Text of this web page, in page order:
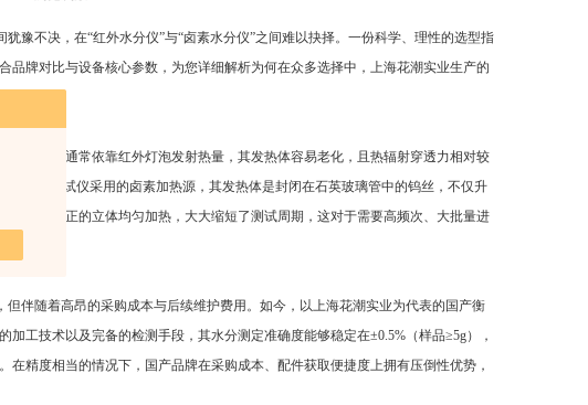
豫不决，在“红外水分仪”与“卤素水分仪”之间难以抉择。一份科学、理性的选型指
牌对比与设备核心参数，为您详细解析为何在众多选择中，上海花潮实业生产的
外加热通常依靠红外灯泡发射热量，其发热体容易老化，且热辐射穿透力相对较
水分测试仪采用的卤素加热源，其发热体是封闭在石英玻璃管中的钨丝，不仅升
够实现真正的立体均匀加热，大大缩短了测试周期，这对于需要高频次、大批量进
伴随着高昂的采购成本与后续维护费用。如今，以上海花潮实业为代表的国产衡
工技术以及完备的检测手段，其水分测定准确度能够稳定在±0.5%（样品≥5g），
精度相当的情况下，国产品牌在采购成本、配件获取便捷度上拥有压倒性优势，